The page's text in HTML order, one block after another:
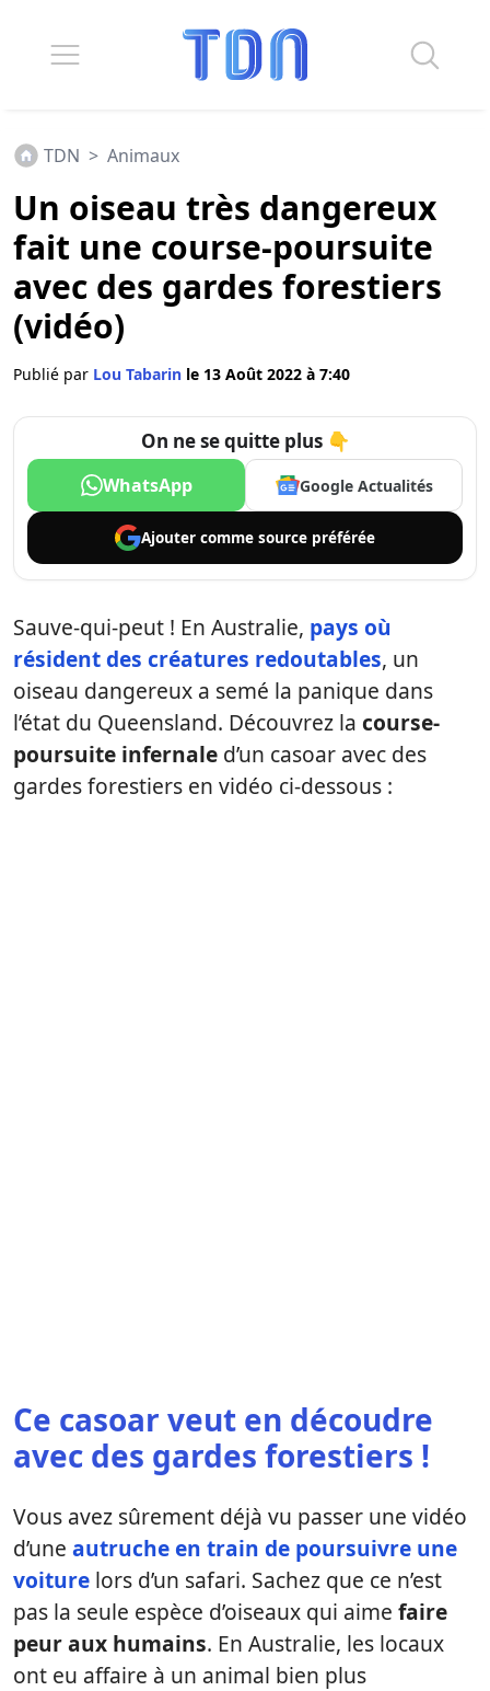
TDN > Animaux
Un oiseau très dangereux
fait une course-poursuite
avec des gardes forestiers
(vidéo)
Publié par Lou Tabarin le 13 Août 2022 à 7:40
On ne se quitte plus 👇
WhatsApp Google Actualités
Ajouter comme source préférée
Sauve-qui-peut ! En Australie, pays où
résident des créatures redoutables, un
oiseau dangereux a semé la panique dans
l’état du Queensland. Découvrez la course-
poursuite infernale d’un casoar avec des
gardes forestiers en vidéo ci-dessous :
Ce casoar veut en découdre
avec des gardes forestiers !
Vous avez sûrement déjà vu passer une vidéo
d’une autruche en train de poursuivre une
voiture lors d’un safari. Sachez que ce n’est
pas la seule espèce d’oiseaux qui aime faire
peur aux humains. En Australie, les locaux
ont eu affaire à un animal bien plus